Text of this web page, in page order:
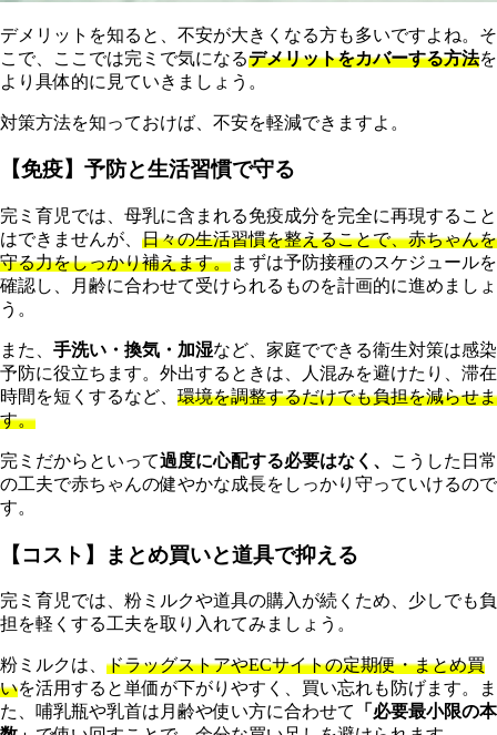
デメリットを知ると、不安が大きくなる方も多いですよね。そ
こで、ここでは完ミで気になるデメリットをカバーする方法を
より具体的に見ていきましょう。
対策方法を知っておけば、不安を軽減できますよ。
【免疫】予防と生活習慣で守る
完ミ育児では、母乳に含まれる免疫成分を完全に再現すること
はできませんが、 日々の生活習慣を整えることで、赤ちゃんを
守る力をしっかり補えます。まずは予防接種のスケジュールを
確認し、月齢に合わせて受けられるものを計画的に進めましょ
う。
また、 手洗い・換気・加湿など、家庭でできる衛生対策は感染
予防に役立ちます。外出するときは、人混みを避けたり、滞在
時間を短くするなど、 環境を調整するだけでも負担を減らせま
す。
完ミだからといって過度に心配する必要はなく、
こうした日常
の工夫で赤ちゃんの健やかな成長をしっかり守っていけるので
す。
【コスト】まとめ買いと道具で抑える
完ミ育児では、粉ミルクや道具の購入が続くため、少しでも負
担を軽くする工夫を取り入れてみましょう。
粉ミルクは、 ドラッグストアやECサイトの定期便・まとめ買
いを活用すると単価が下がりやすく、買い忘れも防げます。ま
た、哺乳瓶や乳首は月齢や使い方に合わせて
「必要最小限の本